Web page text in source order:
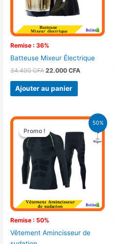
Remise : 36%
Batteuse Mixeur Électrique
34.400CFA 22.000CFA
Ajouter au panier
50%
Promo !
Remise : 50%
Promo !
Vêtement Amincisseur de
Le
prix
initial
était :
18.000 CFA.
Le
actuel
est :
9.000 CFA.